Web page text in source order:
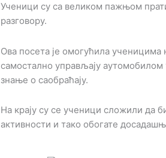
Ученици су са великом пажњом
разговору.
Ова посета је омогућила
самостално управљају
знање о саобраћају.
На крају су се ученици сложили да
активности и тако обогате